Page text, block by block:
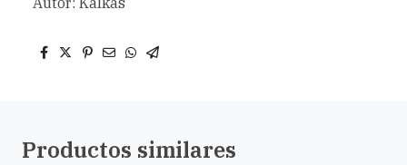
Productos similares